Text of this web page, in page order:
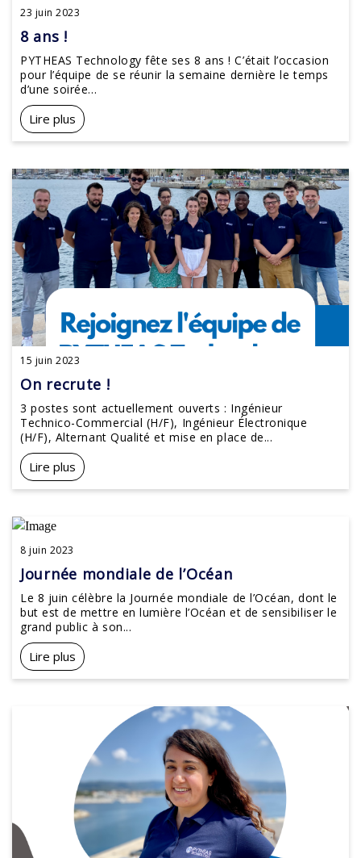
23 juin 2023
8 ans !
PYTHEAS Technology fête ses 8 ans ! C’était l’occasion
pour l’équipe de se réunir la semaine dernière le temps
d’une soirée...
Lire plus
15 juin 2023
On recrute !
3 postes sont actuellement ouverts : Ingénieur
Technico-Commercial (H/F), Ingénieur Électronique
(H/F), Alternant Qualité et mise en place de...
Lire plus
8 juin 2023
Journée mondiale de l’Océan
Le 8 juin célèbre la Journée mondiale de l’Océan, dont le
but est de mettre en lumière l’Océan et de sensibiliser le
grand public à son...
Lire plus